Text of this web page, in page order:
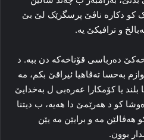
کو دکاره‌ ناڤێ پرسگرێک لێ بێ
و ترافیکێ یه‌.
ده‌رباسی قۆناخه‌که‌ دن ببه‌. د
به‌حسا ته‌ڤاهیا ئیراقێ بکم، مه‌
بلند یا کۆمکارا عه‌ره‌بی ل به‌خدایێ
کو د هه‌رێمێ دا هه‌یه‌، ب دیتنا
مه‌ و برایێن مه‌ یێن
بوون.